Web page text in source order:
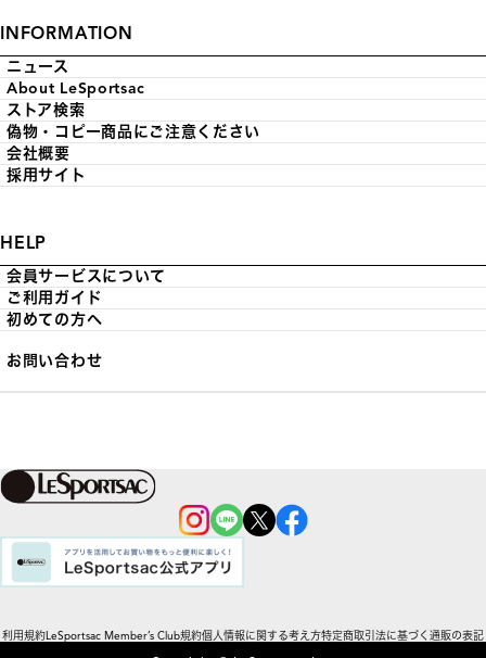
INFORMATION
ニュース
About LeSportsac
ストア検索
偽物・コピー商品にご注意ください
会社概要
採用サイト
HELP
会員サービスについて
ご利用ガイド
初めての方へ
お問い合わせ
利用規約LeSportsac Member’s Club規約個人情報に関する考え方特定商取引法に基づく通販の表記